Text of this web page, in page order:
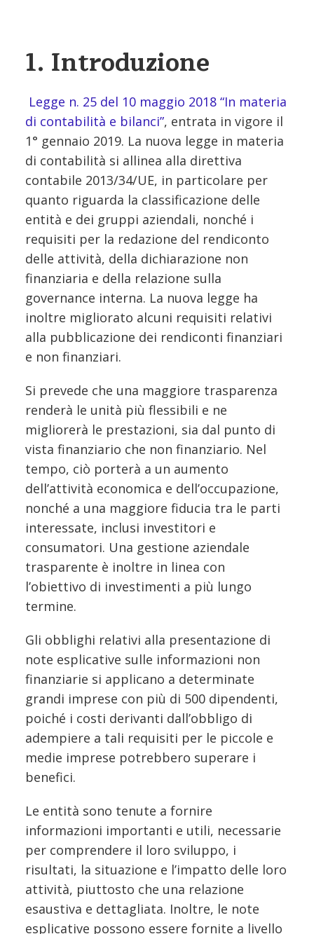
1. Introduzione
Legge n. 25 del 10 maggio 2018 “In materia
di contabilità e bilanci”, entrata in vigore il
1° gennaio 2019. La nuova legge in materia
di contabilità si allinea alla direttiva
contabile 2013/34/UE, in particolare per
quanto riguarda la classificazione delle
entità e dei gruppi aziendali, nonché i
requisiti per la redazione del rendiconto
delle attività, della dichiarazione non
finanziaria e della relazione sulla
governance interna. La nuova legge ha
inoltre migliorato alcuni requisiti relativi
alla pubblicazione dei rendiconti finanziari
e non finanziari.
Si prevede che una maggiore trasparenza
renderà le unità più flessibili e ne
migliorerà le prestazioni, sia dal punto di
vista finanziario che non finanziario. Nel
tempo, ciò porterà a un aumento
dell’attività economica e dell’occupazione,
nonché a una maggiore fiducia tra le parti
interessate, inclusi investitori e
consumatori. Una gestione aziendale
trasparente è inoltre in linea con
l’obiettivo di investimenti a più lungo
termine.
Gli obblighi relativi alla presentazione di
note esplicative sulle informazioni non
finanziarie si applicano a determinate
grandi imprese con più di 500 dipendenti,
poiché i costi derivanti dall’obbligo di
adempiere a tali requisiti per le piccole e
medie imprese potrebbero superare i
benefici.
Le entità sono tenute a fornire
informazioni importanti e utili, necessarie
per comprendere il loro sviluppo, i
risultati, la situazione e l’impatto delle loro
attività, piuttosto che una relazione
esaustiva e dettagliata. Inoltre, le note
esplicative possono essere fornite a livello